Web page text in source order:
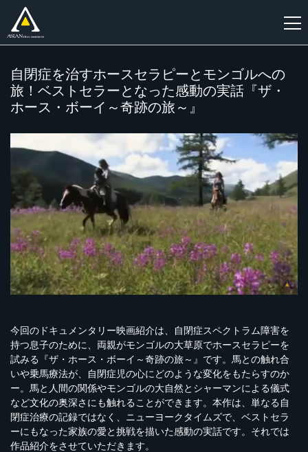
自閉症を治すホースセラピーとモンゴルへの
旅！ベストセラーとなった感動の実話『ザ・
ホース・ボーイ～奇跡の旅～』
今回のドキュメンタリー映画紹介は、自閉症スペクトラム障害を
持つ息子のために、両親がモンゴルの大草原でホースセラピーを
試みる『ザ・ホース・ボーイ～奇跡の旅～』です。馬との触れ合
いや乗馬療法が、自閉症児の心にどのような変化をもたらすのか
ー。馬と人間の関係やモンゴルの大自然とシャーマンによる儀式
など文化の奥深さにも触れることができます。本作は、単なる自
閉症治療の記録ではなく、ニューヨークタイムズで、ベストセラ
ーにもなった家族の愛と挑戦を描いた感動の実話です。それでは
作品紹介をさせていただきます。